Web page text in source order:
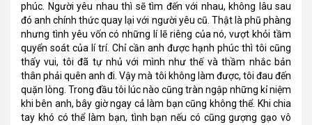
phúc. Người yêu nhau thì sẽ tìm đến với nhau, không lâu sau
đó anh chính thức quay lại với người yêu cũ. Thật là phũ phàng
nhưng tình yêu vốn có những lí lẽ riêng của nó, vượt khỏi tầm
quyển soát của lí trí. Chỉ cần anh được hạnh phúc thì tôi cũng
thấy vui, tôi đã tự nhủ với mình như thế và thầm nhắc bản
thân phải quên anh đi. Vậy mà tôi không làm được, tôi đau đến
quặn lòng. Trong đầu tôi lúc nào cũng tràn ngập những kỉ niệm
khi bên anh, bây giờ ngay cả làm bạn cũng không thể. Khi chia
tay khó có thể làm bạn, tình bạn nếu có cũng gượng gạo vô